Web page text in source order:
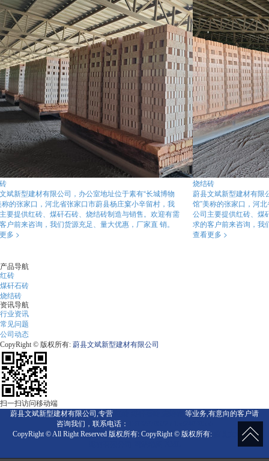
斌新型建材有限公司，办公室地址位于素有“长城博物
称的张家口，河北省张家口市蔚县杨庄窠小辛留村，我
要提供红砖、煤矸石砖、烧结砖制造与销售。欢迎有需
户前来咨询，我们货源充足、量大优惠，厂家直 销。
多 >
烧结砖
蔚县文斌新型建材有限
馆”美称的张家口，河
公司主要提供红砖、煤
求的客户前来咨询，我
查看更多 >
产品导航
红砖
煤矸石砖
烧结砖
资讯导航
行业资讯
常见问题
公司动态
CopyRight © 版权所有: 蔚县文斌新型建材有限公司
扫一扫访问移动端
蔚县文斌新型建材有限公司,专营
等业务,有意向的客户请
咨询我们，联系电话：
CopyRight © All Right Reserved 版权所有: CopyRight © 版权所有:
蔚县文斌新型